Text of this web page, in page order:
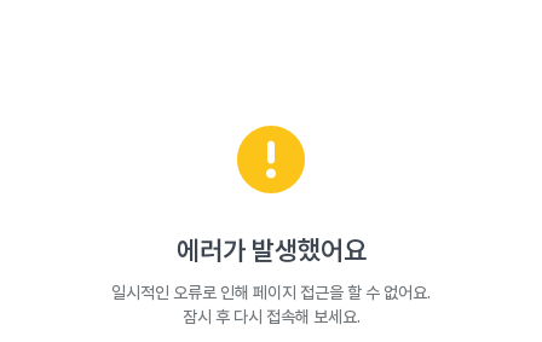
에러가 발생했어요
일시적인 오류로 인해 페이지 접근을 할 수 없어요.
잠시 후 다시 접속해 보세요.